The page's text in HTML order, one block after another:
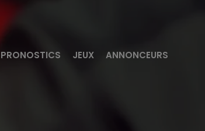
PRONOSTICS JEUX ANNONCEURS